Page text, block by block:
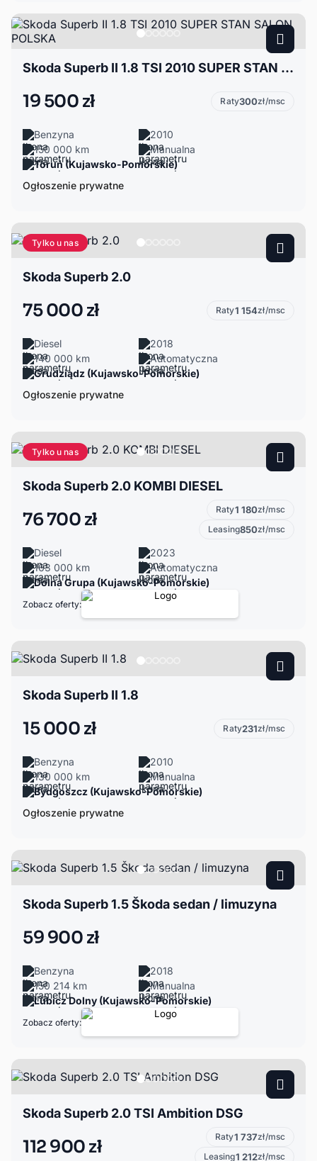
Skoda Superb II 1.8 TSI 2010 SUPER STAN SALON POLSKA
19 500 zł Raty300zł/msc
Benzyna
2010
150 000 km
Manualna
Toruń (Kujawsko-Pomorskie)
Ogłoszenie prywatne
Tylko u nas
Skoda Superb 2.0
75 000 zł Raty1 154zł/msc
Diesel
2018
140 000 km
Automatyczna
Grudziądz (Kujawsko-Pomorskie)
Ogłoszenie prywatne
Tylko u nas
Skoda Superb 2.0 KOMBI DIESEL
76 700 zł Raty1 180zł/msc
Leasing850zł/msc
Diesel
2023
163 000 km
Automatyczna
Dolna Grupa (Kujawsko-Pomorskie)
Zobacz oferty:
Skoda Superb II 1.8
15 000 zł Raty231zł/msc
Benzyna
2010
130 000 km
Manualna
Bydgoszcz (Kujawsko-Pomorskie)
Ogłoszenie prywatne
Skoda Superb 1.5 Škoda sedan / limuzyna
59 900 zł
Benzyna
2018
150 214 km
Manualna
Lubicz Dolny (Kujawsko-Pomorskie)
Zobacz oferty:
Skoda Superb 2.0 TSI Ambition DSG
112 900 zł Raty1 737zł/msc
Leasing1 212zł/msc